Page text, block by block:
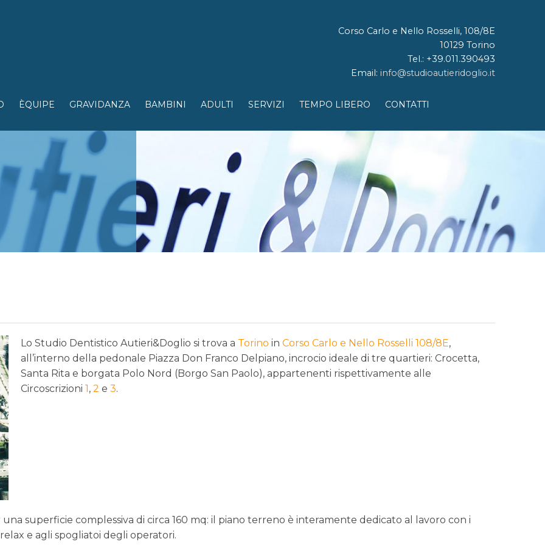
Skip to
main
Corso Carlo e Nello Rosselli, 108/8E
10129 Torino
Tel.: +39.011.390493
Email: info@studioautieridoglio.it
ÈQUIPE GRAVIDANZA BAMBINI ADULTI SERVIZI TEMPO LIBERO CONTATTI
Lo Studio Dentistico Autieri&Doglio si trova a Torino in Corso Carlo e Nello Rosselli 108/8E,
all’interno della pedonale Piazza Don Franco Delpiano, incrocio ideale di tre quartieri: Crocetta,
Santa Rita e borgata Polo Nord (Borgo San Paolo), appartenenti rispettivamente alle
Circoscrizioni 1, 2 e 3.
superficie complessiva di circa 160 mq: il piano terreno è interamente dedicato al lavoro con i
e agli spogliatoi degli operatori.